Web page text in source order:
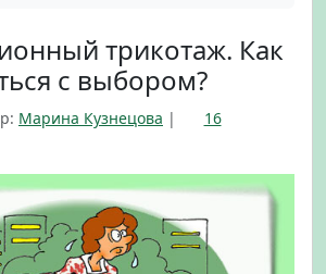
трикотаж. Как
с выбором?
Марина Кузнецова |
16